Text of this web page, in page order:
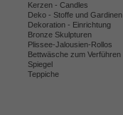
Kerzen - Candles
Deko - Stoffe und Gardinen
Dekoration - Einrichtung
Bronze Skulpturen
Plissee-Jalousien-Rollos
Bettwäsche zum Verführen
Spiegel
Teppiche